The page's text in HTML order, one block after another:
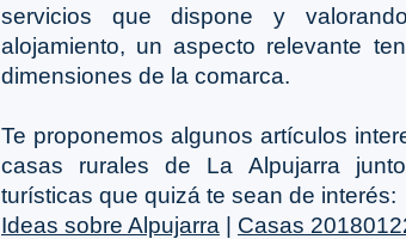
servicios que dispone y
alojamiento, un aspecto relevante
dimensiones de la comarca.
Te proponemos algunos artículos
casas rurales de La Alpujarra
turísticas que quizá te sean de interés:
Ideas sobre Alpujarra
Casas